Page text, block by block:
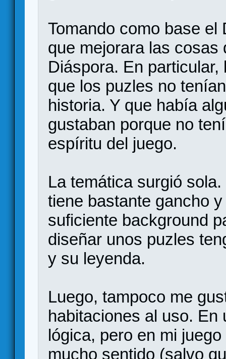
Tomando como base
que mejorara las cosas
Diáspora. En
que los puzles no
historia. Y que había
gustaban porque no
espíritu del juego.
La temática surgió
tiene bastante gancho
suficiente background
diseñar unos puzles
y su leyenda.
Luego, tampoco me
habitaciones al uso.
lógica, pero en mi
mucho sentido (salvo